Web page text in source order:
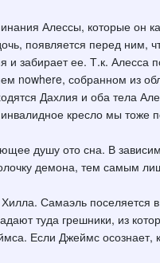
Алессы, которые он
появляется перед ним,
и забирает ее. Т.к.
nowhere, собранном из
Дахлия и оба тела
кресло мы тоже
душу ото сна. В
демона, тем самым
Самаэль поселяется
туда грешники, из
Если Джеймс осознает,